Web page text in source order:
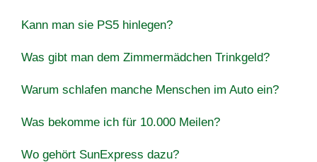
Kann man sie PS5 hinlegen?
Was gibt man dem Zimmermädchen Trinkgeld?
Warum schlafen manche Menschen im Auto ein?
Was bekomme ich für 10.000 Meilen?
Wo gehört SunExpress dazu?